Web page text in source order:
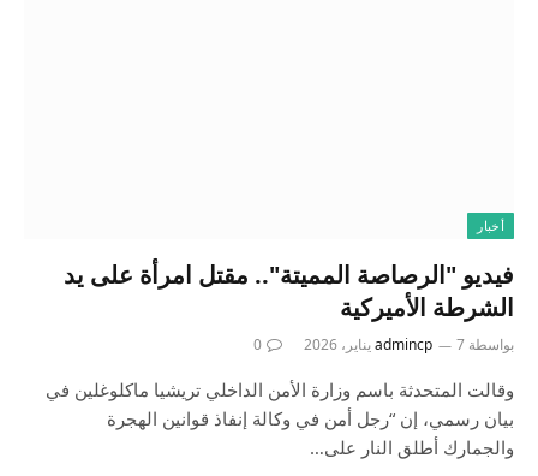
أخبار
فيديو "الرصاصة المميتة".. مقتل امرأة على يد
الشرطة الأميركية
بواسطة admincp 7 يناير، 2026 0
وقالت المتحدثة باسم وزارة الأمن الداخلي تريشيا ماكلوغلين في
بيان رسمي، إن “رجل أمن في وكالة إنفاذ قوانين الهجرة
والجمارك أطلق النار على…